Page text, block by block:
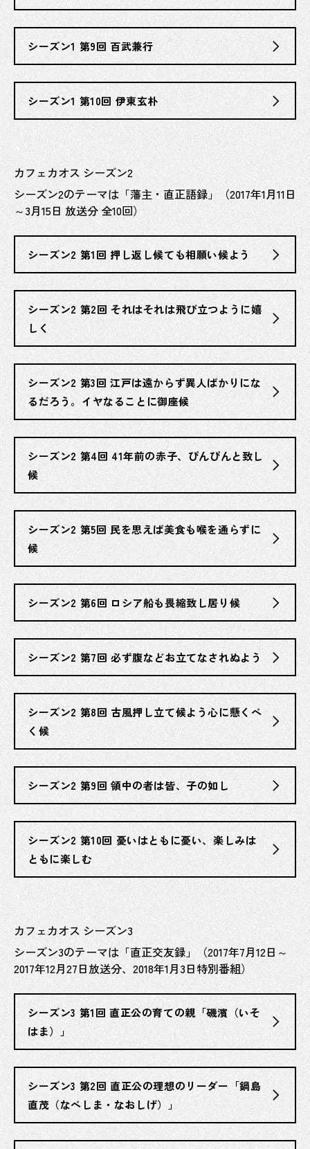
シーズン1 第9回 百武兼行
シーズン1 第10回 伊東玄朴
カフェカオス シーズン2
シーズン2のテーマは「藩主・直正語録」（2017年1月11日
～3月15日 放送分 全10回）
シーズン2 第1回 押し返し候ても相願い候よう
シーズン2 第2回 それはそれは飛び立つように嬉
しく
シーズン2 第3回 江戸は遠からず異人ばかりにな
るだろう。イヤなることに御座候
シーズン2 第4回 41年前の赤子、ぴんぴんと致し
候
シーズン2 第5回 民を思えば美食も喉を通らずに
候
シーズン2 第6回 ロシア船も畏縮致し居り候
シーズン2 第7回 必ず腹などお立てなされぬよう
シーズン2 第8回 古風押し立て候よう心に懸くべ
く候
シーズン2 第9回 領中の者は皆、子の如し
シーズン2 第10回 憂いはともに憂い、楽しみは
ともに楽しむ
カフェカオス シーズン3
シーズン3のテーマは「直正交友録」（2017年7月12日～
2017年12月27日放送分、2018年1月3日特別番組）
シーズン3 第1回 直正公の育ての親「磯濱（いそ
はま）」
シーズン3 第2回 直正公の理想のリーダー「鍋島
直茂（なべしま・なおしげ）」